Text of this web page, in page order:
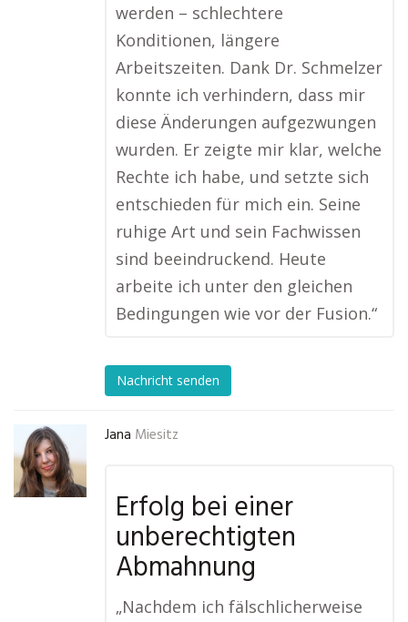
werden – schlechtere
Konditionen, längere
Arbeitszeiten. Dank Dr. Schmelzer
konnte ich verhindern, dass mir
diese Änderungen aufgezwungen
wurden. Er zeigte mir klar, welche
Rechte ich habe, und setzte sich
entschieden für mich ein. Seine
ruhige Art und sein Fachwissen
sind beeindruckend. Heute
arbeite ich unter den gleichen
Bedingungen wie vor der Fusion.“
Nachricht senden
Jana Miesitz
Erfolg bei einer
unberechtigten
Abmahnung
„Nachdem ich fälschlicherweise